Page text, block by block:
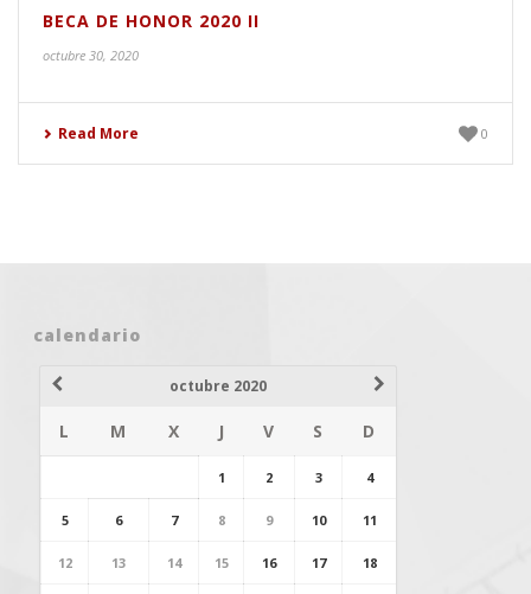
BECA DE HONOR 2020 II
octubre 30, 2020
Read More 0
calendario
octubre 2020
L M X J V S D
1 2 3 4
5 6 7 8 9 10 11
12 13 14 15 16 17 18